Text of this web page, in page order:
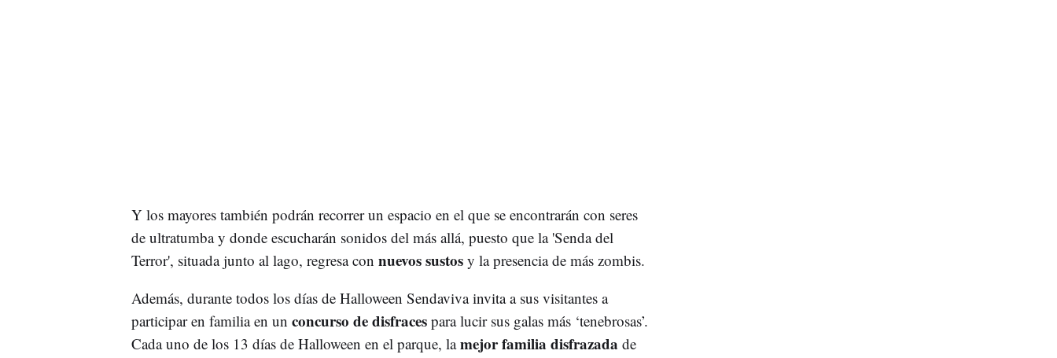
Y los mayores también podrán recorrer un espacio en el que se encontrarán con seres
de ultratumba y donde escucharán sonidos del más allá, puesto que la 'Senda del
Terror', situada junto al lago, regresa con nuevos sustos y la presencia de más zombis.
Además, durante todos los días de Halloween Sendaviva invita a sus visitantes a
participar en familia en un concurso de disfracespara lucir sus galas más ‘tenebrosas’.
Cada uno de los 13 días de Halloween en el parque, lamejor familia disfrazada de